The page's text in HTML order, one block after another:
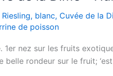
, blanc, Cuvée de la
de poisson
nez sur les fruits
belle rondeur sur le fruit;